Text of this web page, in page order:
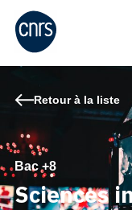
Retour à la liste
Bac +8
Sciences